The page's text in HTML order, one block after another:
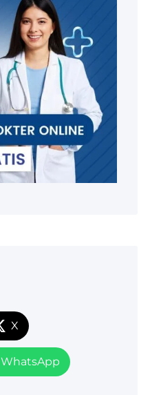
X
WhatsApp